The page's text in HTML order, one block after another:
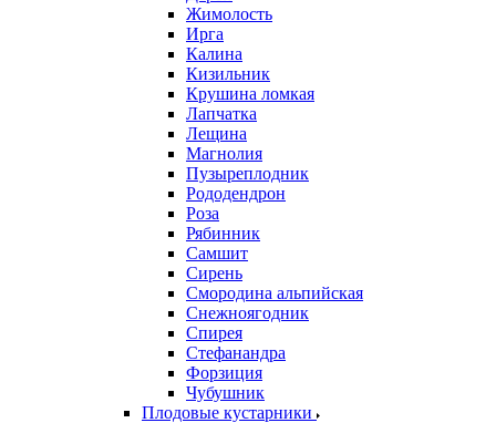
Жимолость
Ирга
Калина
Кизильник
Крушина ломкая
Лапчатка
Лещина
Магнолия
Пузыреплодник
Рододендрон
Роза
Рябинник
Самшит
Сирень
Смородина альпийская
Снежноягодник
Спирея
Стефанандра
Форзиция
Чубушник
Плодовые кустарники